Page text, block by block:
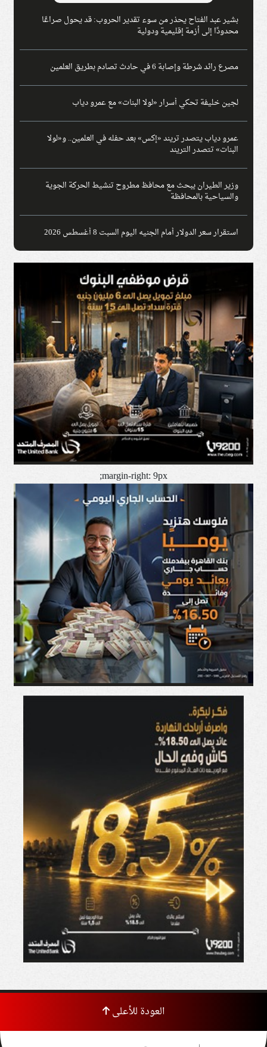
بشير عبد الفتاح يحذر من سوء تقدير الحروب: قد يحول صراعًا
محدودًا إلى أزمة إقليمية ودولية
مصرع رائد شرطة وإصابة 6 في حادث تصادم بطريق العلمين
لجين خليفة تحكي أسرار «لولا البنات» مع عمرو دياب
عمرو دياب يتصدر تريند «إكس» بعد حفله في العلمين.. و«لولا
البنات» تتصدر التريند
وزير الطيران يبحث مع محافظ مطروح تنشيط الحركة الجوية
والسياحية بالمحافظة
استقرار سعر الدولار أمام الجنيه اليوم السبت 8 أغسطس 2026
margin-right: 9px;
العودة للأعلى